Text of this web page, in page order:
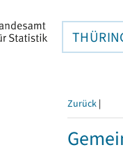
Zurück |